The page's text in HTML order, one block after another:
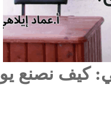
كيف نصنع